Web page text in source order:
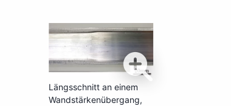
Längsschnitt an einem
Wandstärkenübergang,